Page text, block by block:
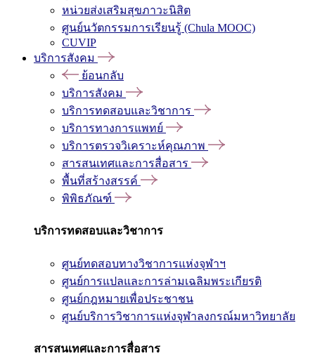
หน่วยส่งเสริมสุขภาวะนิสิต
ศูนย์นวัตกรรมการเรียนรู้ (Chula MOOC)
CUVIP
บริการสังคม
ย้อนกลับ
บริการสังคม
บริการทดสอบและวิชาการ
บริการทางการแพทย์
บริการตรวจวิเคราะห์คุณภาพ
สารสนเทศและการสื่อสาร
พื้นที่สร้างสรรค์
พิพิธภัณฑ์
บริการทดสอบและวิชาการ
ศูนย์ทดสอบทางวิชาการแห่งจุฬาฯ
ศูนย์การแปลและการล่ามเฉลิมพระเกียรติ
ศูนย์กฎหมายเพื่อประชาชน
ศูนย์บริการวิชาการแห่งจุฬาลงกรณ์มหาวิทยาลัย
สารสนเทศและการสื่อสาร